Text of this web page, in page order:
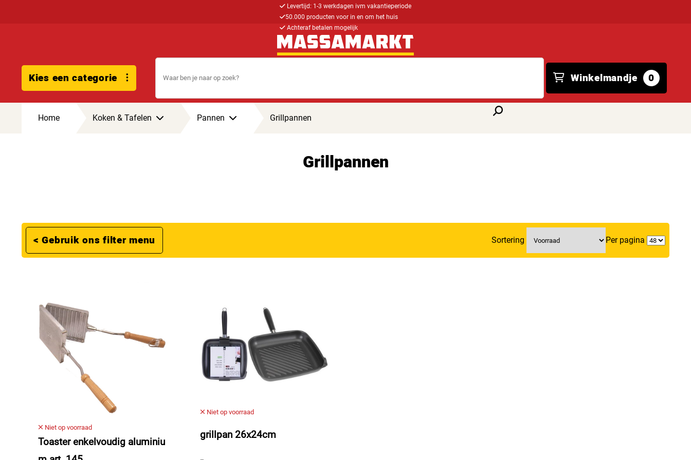
Levertijd: 1-3 werkdagen ivm vakantieperiode
50.000 producten voor in en om het huis
Achteraf betalen mogelijk
Kies een categorie Winkelmandje 0
Home Koken & Tafelen Pannen Grillpannen
Grillpannen
< Gebruik ons filter menu Sortering Per pagina
Niet op voorraad
Toaster enkelvoudig aluminiu
Niet op voorraad
grillpan 26x24cm